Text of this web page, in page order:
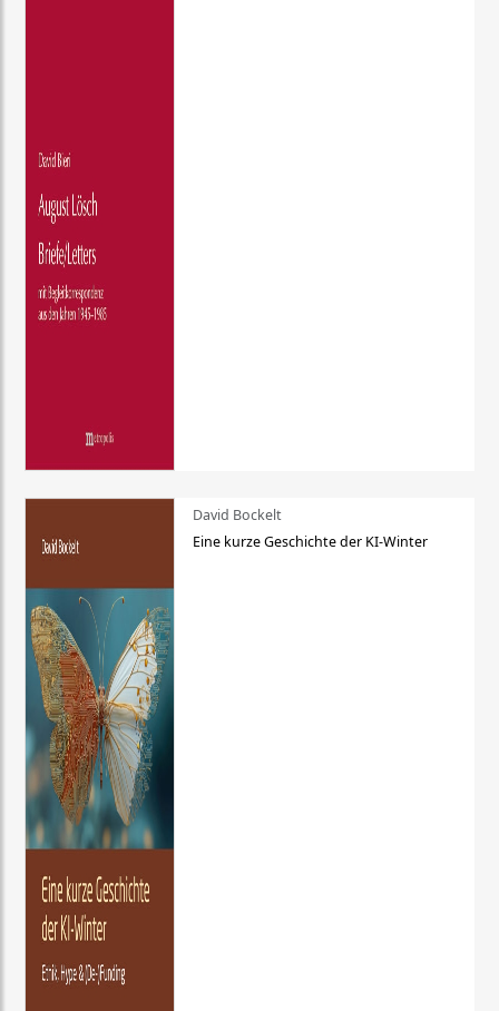
David Bockelt
Eine kurze Geschichte der KI-Winter